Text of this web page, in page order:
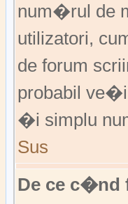
num�rul de
utilizatori,
de forum
probabil
�i simplu
Sus
De ce c�nd